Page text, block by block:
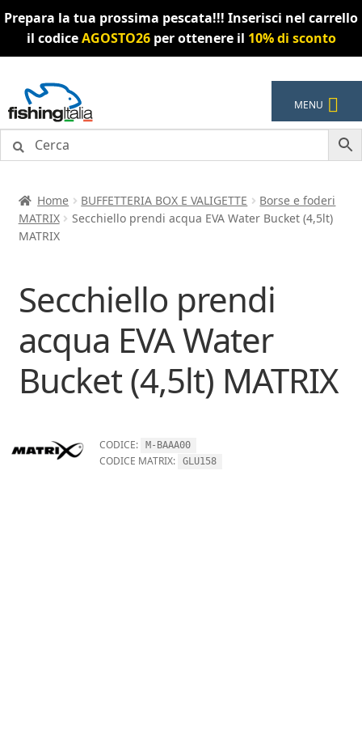
Prepara la tua prossima pescata!!! Inserisci nel carrello
il codiceAGOSTO26per ottenere il 10% di sconto
alla
navigazione
al
contenuto
MENU
Home BUFFETTERIA BOX E VALIGETTE
Borse e foderi
MATRIX
Secchiello prendi acqua EVA Water Bucket (4,5lt)
MATRIX
Secchiello prendi
acqua EVA Water
Bucket (4,5lt) MATRIX
CODICE: M-BAAA00
CODICE MATRIX: GLU158